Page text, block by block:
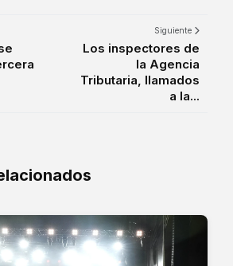
Siguiente
Los inspectores de
la Agencia
Tributaria, llamados
a la...